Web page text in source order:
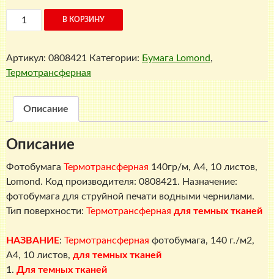
Количество
товара
Термо
трансферная
бумага
Lomond
A4
для
темных
тканей
A4
140
г./
м2,
10
листов
В КОРЗИНУ
Артикул: 0808421 Категории: Бумага Lomond,
Термотрансферная
Описание
Описание
Фотобумага Термотрансферная 140гр/м, A4, 10 листов,
Lomond. Код производителя: 0808421. Назначение:
фотобумага для струйной печати водными чернилами.
Тип поверхности: Термотрансферная для темных тканей
НАЗВАНИЕ: Термотрансферная фотобумага, 140 г./м2,
A4, 10 листов, для темных тканей
1. Для темных тканей